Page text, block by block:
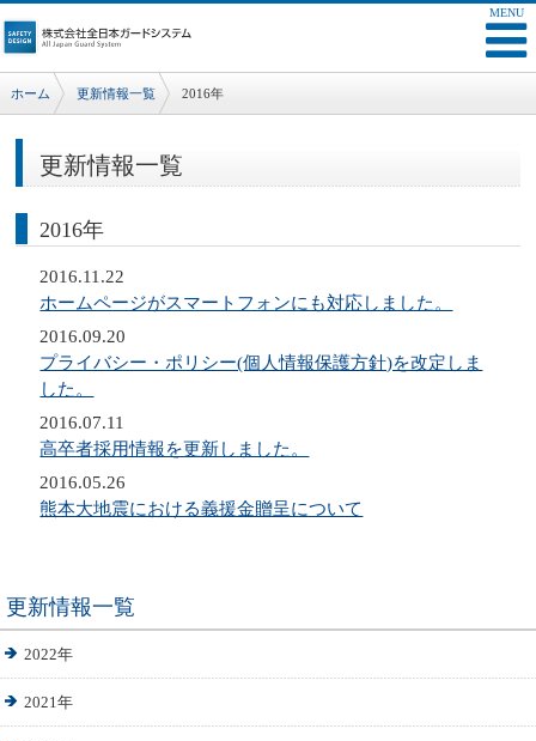
ホーム 更新情報一覧 2016年
更新情報一覧
2016年
2016.11.22
ホームページがスマートフォンにも対応しました。
2016.09.20
プライバシー・ポリシー(個人情報保護方針)を改定しま
した。
2016.07.11
高卒者採用情報を更新しました。
2016.05.26
熊本大地震における義援金贈呈について
更新情報一覧
2022年
2021年